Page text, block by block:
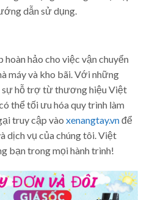
dẫn sử dụng.
hảo cho việc vận chuyển
máy và kho bãi. Với những
hỗ trợ từ thương hiệu Việt
thể tối ưu hóa quy trình làm
truy cập vào xenangtay.vnđể
dịch vụ của chúng tôi. Việt
bạn trong mọi hành trình!